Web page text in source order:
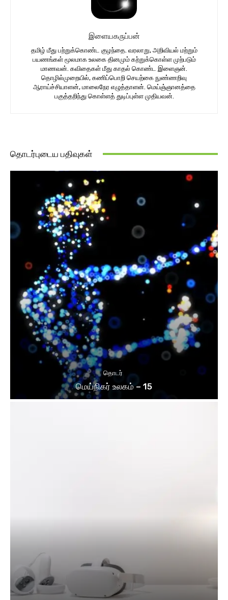
இளையகருப்பன்
தமிழ் மீது பற்றுக்கொண்ட குழந்தை. வரலாறு, அறிவியல் மற்றும்
பயணங்கள் மூலமாக உலகை தினமும் கற்றுக்கொள்ள முற்படும்
மாணவன். கவிதைகள் மீது காதல் கொண்ட இளைஞன்.
தொழில்முறையில், கணிப்பொறி செயற்கை நுண்ணறிவு
ஆராய்ச்சியாளன், மாலைநேர எழுத்தாளன். மெய்ஞ்ஞானத்தை
பகுத்தறிந்து கொள்ளத் துடிப்புள்ள முதியவன்.
தொடர்புடைய பதிவுகள்
தொடர்
மெய்நிகர் உலகம் – 15